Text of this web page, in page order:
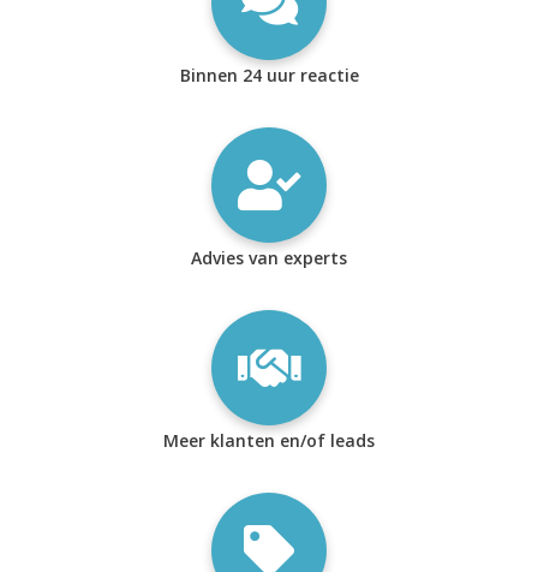
Binnen 24 uur reactie
Advies van experts
Meer klanten en/of leads